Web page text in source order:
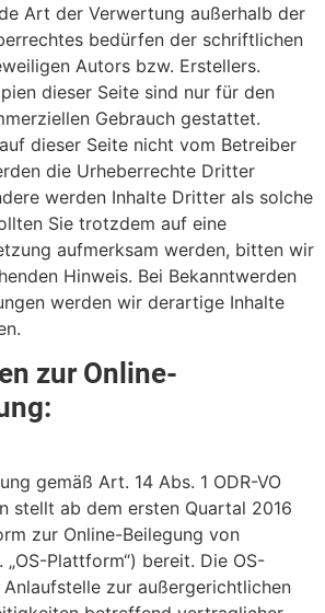
Art der Verwertung außerhalb der
bedürfen der schriftlichen
Autors bzw. Erstellers.
dieser Seite sind nur für den
Gebrauch gestattet.
dieser Seite nicht vom Betreiber
die Urheberrechte Dritter
werden Inhalte Dritter als solche
Sie trotzdem auf eine
aufmerksam werden, bitten wir
Hinweis. Bei Bekanntwerden
werden wir derartige Inhalte
zur Online-
gemäß Art. 14 Abs. 1 ODR-VO
stellt ab dem ersten Quartal 2016
zur Online-Beilegung von
Plattform“) bereit. Die OS-
zur außergerichtlichen